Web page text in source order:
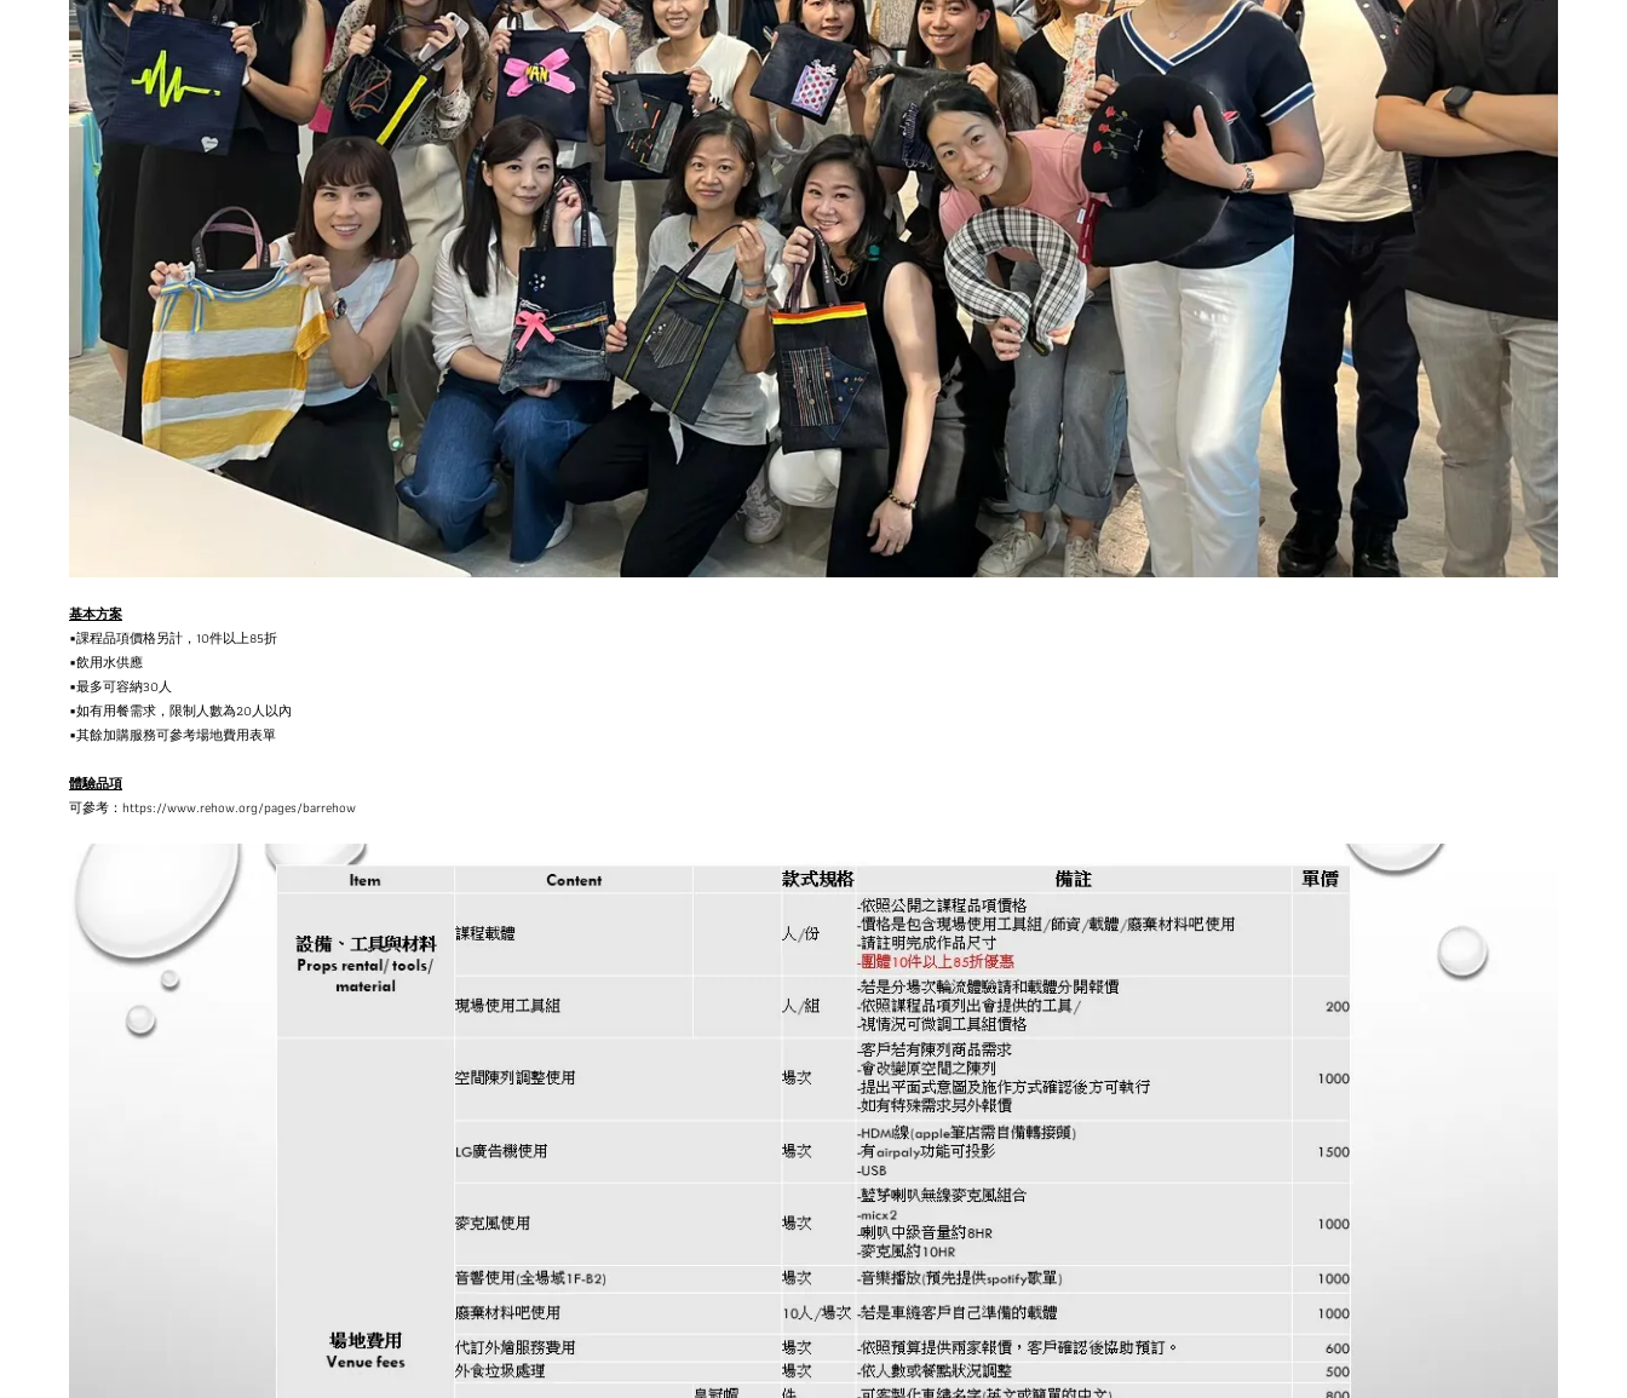
基本方案
▪課程品項價格另計， 10件以上85折
▪飲用水供應
▪最多可容納30人
▪如有用餐需求，限制人數為20人以內
▪其餘加購服務可參考場地費用表單
體驗品項
可參考：https://www.rehow.org/pages/barrehow